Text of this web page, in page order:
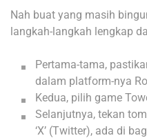
Nah buat yang masih
langkah-langkah lengkap
Pertama-tama,
dalam platform-nya
Kedua, pilih game
Selanjutnya, tekan
‘X’ (Twitter), ada di